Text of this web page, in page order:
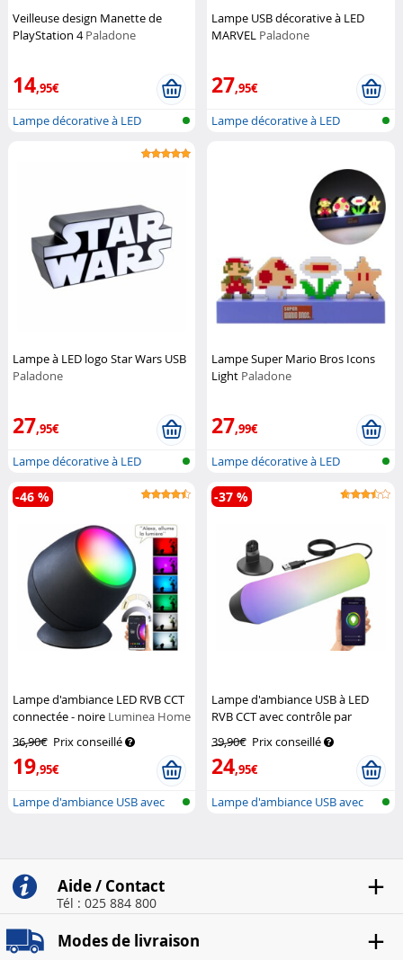
Veilleuse design Manette de
PlayStation 4Paladone
14,95€
Lampe décorative à LED
Lampe USB décorative à LED
MARVEL Paladone
27,95€
Lampe décorative à LED
Lampe à LED logo Star Wars USB
Paladone
27,95€
Lampe décorative à LED
Lampe Super Mario Bros Icons
Light Paladone
27,99€
Lampe décorative à LED
Lampe d'ambiance LED RVB CCT
connectée - noire Luminea Home
36,90€ Prix conseillé
19,95€
-46 %
Lampe d'ambiance USB avec
Lampe d'ambiance USB à LED
RVB CCT avec contrôle par
Luminea Home
Control
39,90€ Prix conseillé
24,95€
-37 %
Lampe d'ambiance USB avec
Aide / Contact
Tél : 025 884 800
Modes de livraison